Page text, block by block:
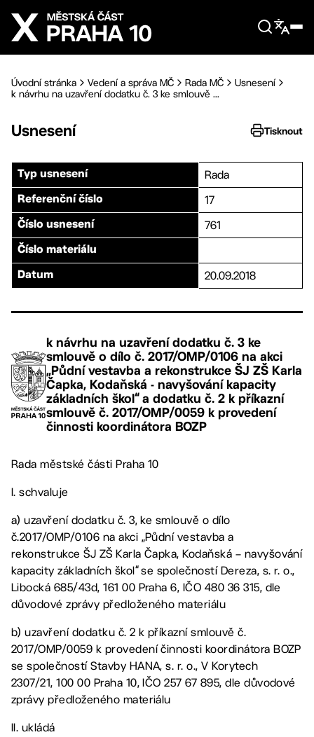
Přejít na hlavní obsah
Úvodní stránka Vedení a správa MČ Rada MČ
Usnesení
k návrhu na uzavření dodatku č. 3 ke smlouvě ...
Usnesení Tisknout
Typ usnesení Rada
Referenční číslo 17
Číslo usnesení 761
Číslo materiálu
Datum 20.09.2018
k návrhu na uzavření dodatku č. 3 ke
smlouvě o dílo č. 2017/OMP/0106 na akci
„Půdní vestavba a rekonstrukce ŠJ ZŠ Karla
Čapka, Kodaňská - navyšování kapacity
základních škol“ a dodatku č. 2 k příkazní
smlouvě č. 2017/OMP/0059 k provedení
činnosti koordinátora BOZP
Rada městské části Praha 10
I. schvaluje
a) uzavření dodatku č. 3, ke smlouvě o dílo
č.2017/OMP/0106 na akci „Půdní vestavba a
rekonstrukce ŠJ ZŠ Karla Čapka, Kodaňská – navyšování
kapacity základních škol“ se společností Dereza, s. r. o.,
Libocká 685/43d, 161 00 Praha 6, IČO 480 36 315, dle
důvodové zprávy předloženého materiálu
b) uzavření dodatku č. 2 k příkazní smlouvě č.
2017/OMP/0059 k provedení činnosti koordinátora BOZP
se společností Stavby HANA, s. r. o., V Korytech
2307/21, 100 00 Praha 10, IČO 257 67 895, dle důvodové
zprávy předloženého materiálu
II. ukládá